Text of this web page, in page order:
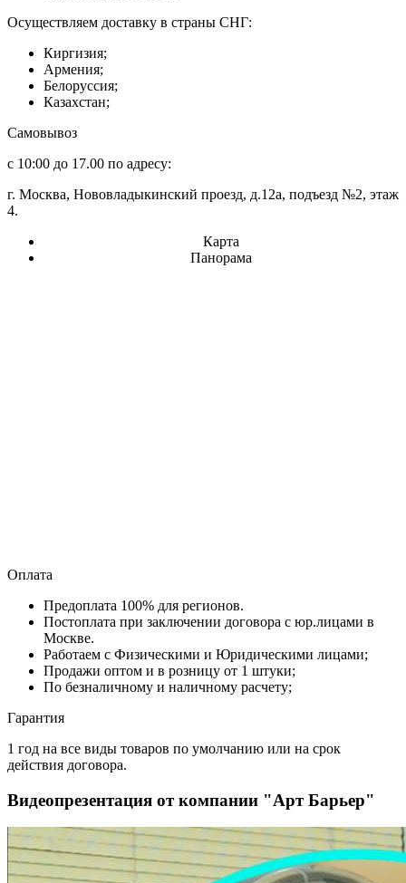
Осуществляем доставку в страны СНГ:
Киргизия;
Армения;
Белоруссия;
Казахстан;
Самовывоз
с 10:00 до 17.00 по адресу:
г. Москва, Нововладыкинский проезд, д.12а, подъезд №2, этаж
4.
Карта
Панорама
Оплата
Предоплата 100% для регионов.
Постоплата при заключении договора с юр.лицами в
Москве.
Работаем с Физическими и Юридическими лицами;
Продажи оптом и в розницу от 1 штуки;
По безналичному и наличному расчету;
Гарантия
1 год на все виды товаров по умолчанию или на срок
действия договора.
Видеопрезентация от компании "Арт Барьер"